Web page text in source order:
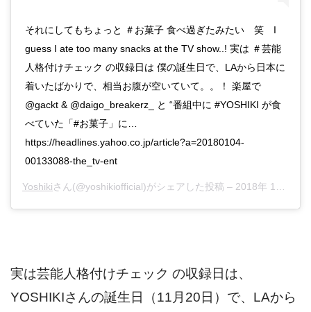
それにしてもちょっと ＃お菓子 食べ過ぎたみたい 笑 I
guess I ate too many snacks at the TV show..! 実は ＃芸能
人格付けチェック の収録日は 僕の誕生日で、LAから日本に
着いたばかりで、相当お腹が空いていて。。！ 楽屋で
@gackt & @daigo_breakerz_ と “番組中に #YOSHIKI が食
べていた「#お菓子」に…
https://headlines.yahoo.co.jp/article?a=20180104-
00133088-the_tv-ent
Yoshikiさん(@yoshikiofficial)がシェアした投稿 – 2018年 1月月4日午前1時34分PST
実は芸能人格付けチェック の収録日は、
YOSHIKIさんの誕生日（11月20日）で、LAから